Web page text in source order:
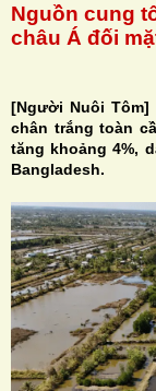
Nguồn cung
châu Á đối
[Người Nuôi
chân trắng toàn
tăng khoảng 4%,
Bangladesh.